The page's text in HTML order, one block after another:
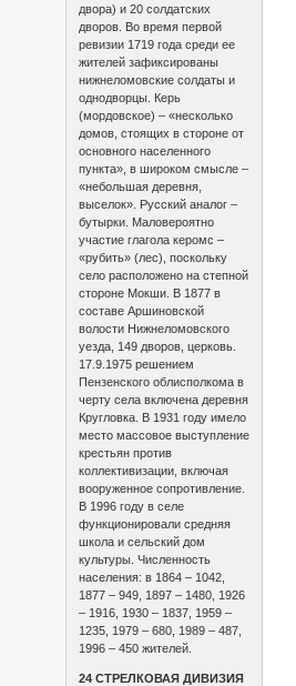
двора) и 20 солдатских
дворов. Во время первой
ревизии 1719 года среди ее
жителей зафиксированы
нижнеломовские солдаты и
однодворцы. Керь
(мордовское) – «несколько
домов, стоящих в стороне от
основного населенного
пункта», в широком смысле –
«небольшая деревня,
выселок». Русский аналог –
бутырки. Маловероятно
участие глагола керомс –
«рубить» (лес), поскольку
село расположено на степной
стороне Мокши. В 1877 в
составе Аршиновской
волости Нижнеломовского
уезда, 149 дворов, церковь.
17.9.1975 решением
Пензенского облисполкома в
черту села включена деревня
Кругловка. В 1931 году имело
место массовое выступление
крестьян против
коллективизации, включая
вооруженное сопротивление.
В 1996 году в селе
функционировали средняя
школа и сельский дом
культуры. Численность
населения: в 1864 – 1042,
1877 – 949, 1897 – 1480, 1926
– 1916, 1930 – 1837, 1959 –
1235, 1979 – 680, 1989 – 487,
1996 – 450 жителей.
24 СТРЕЛКОВАЯ ДИВИЗИЯ